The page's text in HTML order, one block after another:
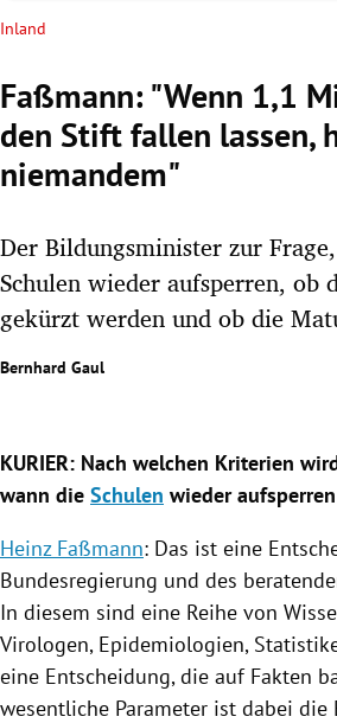
Untermenü
Untermenü
Untermenü
Untermenü
Untermenü
Untermenü
Inland
Faßmann: "Wenn 1,1
den Stift fallen lassen,
niemandem"
Der Bildungsminister zur
Schulen wieder aufsperren, ob
gekürzt werden und ob die
Bernhard Gaul
KURIER: Nach welchen Kriterien
wann die Schulen wieder
Heinz Faßmann: Das ist eine
Bundesregierung und des
In diesem sind eine Reihe von
Virologen, Epidemiologien,
eine Entscheidung, die auf Fakten
wesentliche Parameter ist dabei